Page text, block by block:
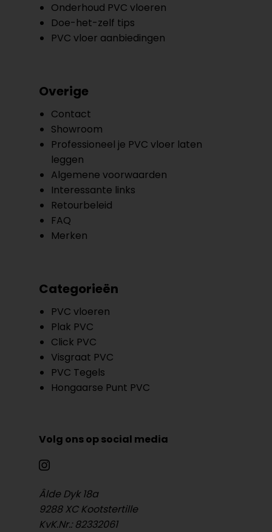
Onderhoud PVC vloeren
Doe-het-zelf tips
PVC vloer aanbiedingen
Overige
Contact
Showroom
Professioneel je PVC vloer laten
leggen
Algemene voorwaarden
Interessante links
Retourbeleid
FAQ
Merken
Categorieën
PVC vloeren
Plak PVC
Click PVC
Visgraat PVC
PVC Tegels
Hongaarse Punt PVC
Volg ons op social media
Âlde Dyk 18a
9288 XC Kootstertille
KvK.Nr.: 82332061